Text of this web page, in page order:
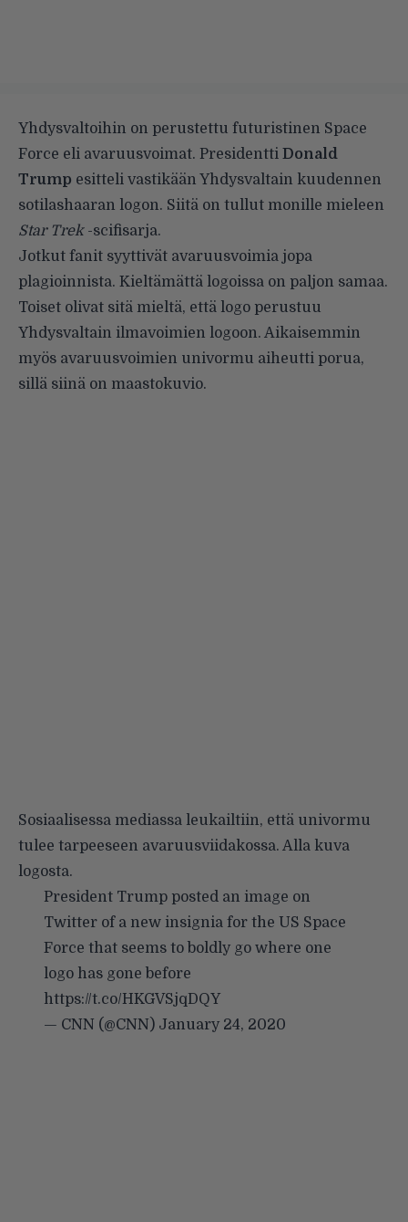
Yhdysvaltoihin on perustettu futuristinen Space
Force eli avaruusvoimat. Presidentti Donald
Trump esitteli vastikään Yhdysvaltain kuudennen
sotilashaaran logon. Siitä on tullut monille mieleen
Star Trek-scifisarja.
Jotkut fanit syyttivät avaruusvoimia jopa
plagioinnista. Kieltämättä logoissa on paljon samaa.
Toiset olivat sitä mieltä, että logo perustuu
Yhdysvaltain ilmavoimien logoon. Aikaisemmin
myös avaruusvoimien univormu aiheutti porua,
sillä siinä on maastokuvio.
Sosiaalisessa mediassa leukailtiin, että univormu
tulee tarpeeseen avaruusviidakossa. Alla kuva
logosta.
President Trump posted an image on
Twitter of a new insignia for the US Space
Force that seems to boldly go where one
logo has gone before
https://t.co/HKGVSjqDQY
— CNN (@CNN) January 24, 2020